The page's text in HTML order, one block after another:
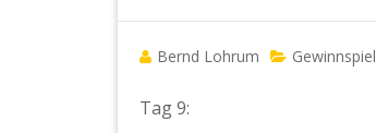
Bernd Lohrum Gewinnspiel
Tag 9: